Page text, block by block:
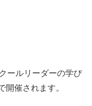
ールリーダーの学び
催されます。